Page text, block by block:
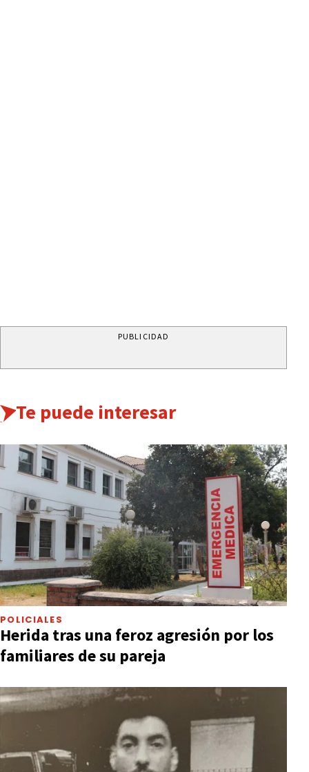
PUBLICIDAD
Te puede interesar
POLICIALES
Herida tras una feroz agresión por los
familiares de su pareja